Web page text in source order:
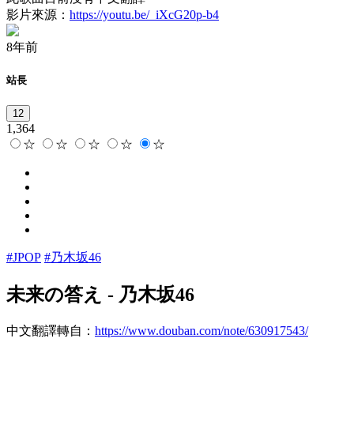
影片來源： https://youtu.be/_iXcG20p-b4
8年前
站長
12
1,364
☆
☆ ☆ ☆ ☆
#JPOP #乃木坂46
未来の答え - 乃木坂46
中文翻譯轉自： https://www.douban.com/note/630917543/